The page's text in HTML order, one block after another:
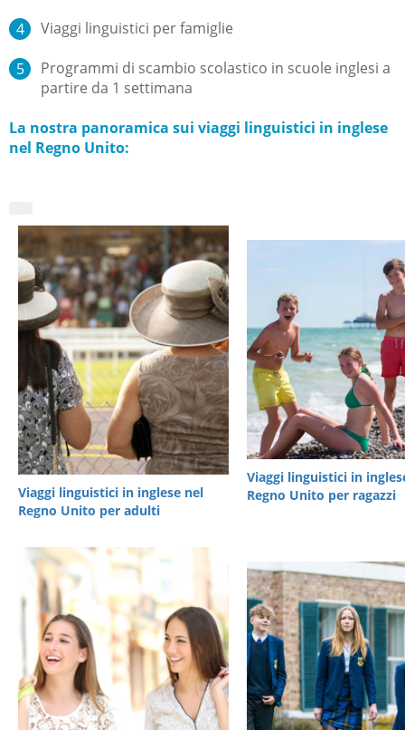
Viaggi linguistici per famiglie
Programmi di scambio scolastico in scuole inglesi a
partire da 1 settimana
La nostra panoramica sui viaggi linguistici in inglese
nel Regno Unito:
Viaggi linguistici in inglese nel
Regno Unito per adulti
Viaggi linguistici in
Regno Unito per ragazzi